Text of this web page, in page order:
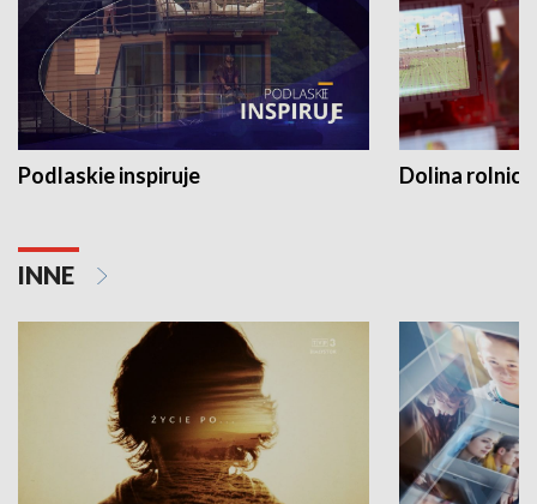
Podlaskie inspiruje Dolina
INNE